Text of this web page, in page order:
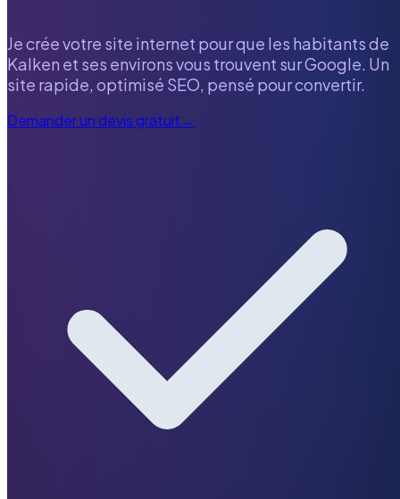
Je crée votre site internet pour que les habitants de
Kalken et ses environs vous trouvent sur Google. Un
site rapide, optimisé SEO, pensé pour convertir.
Demander un devis gratuit→